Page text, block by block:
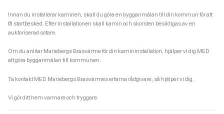
Innan du installerar kaminen, skall du göra en bygganmälan till din kommun för att
få startbesked. Efter installationen skall kamin och skorsten besiktigas av en
auktoriserad sotare.
Om du anlitar Mariebergs Brasvärme för din kamininstallation, hjälper vi dig MED
att göra bygganmälan till kommunen.
Ta kontakt MED Mariebergs Brasvärmes erfarna rådgivare, så hjälper vi dig.
Vi gör ditt hem varmare och tryggare.